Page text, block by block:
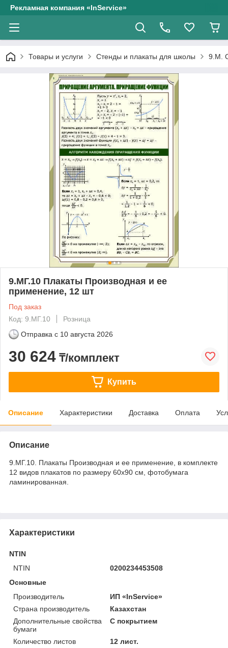
Рекламная компания «InService»
Товары и услуги Стенды и плакаты для школы 9.М.
9.МГ.10 Плакаты Производная и ее
применение, 12 шт
Под заказ
Код: 9.МГ.10
Розница
Отправка с 10 августа 2026
30 624 ₸/комплект
Купить
Описание Характеристики Доставка Оплата
Описание
9.МГ.10. Плакаты Производная и ее применение, в комплекте
12 видов плакатов по размеру 60х90 см, фотобумага
ламинированная.
Характеристики
NTIN
NTIN
0200234453508
Основные
Производитель
ИП «InService»
Страна производитель
Казахстан
Дополнительные свойства
бумаги
С покрытием
Количество листов
12 лист.